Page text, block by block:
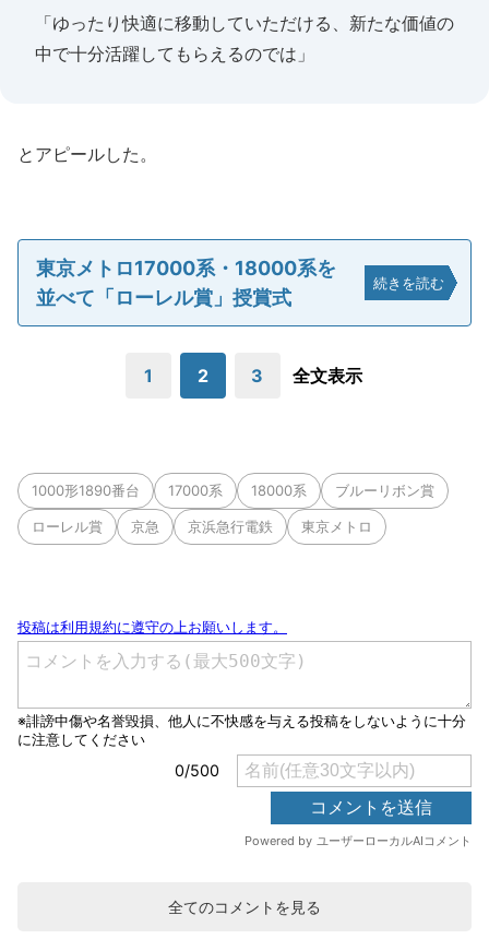
「ゆったり快適に移動していただける、新たな価値の
中で十分活躍してもらえるのでは」
とアピールした。
東京メトロ17000系・18000系を
並べて「ローレル賞」授賞式
続きを読む
1 2 3 全文表示
1000形1890番台 17000系 18000系 ブルーリボン賞
ローレル賞 京急 京浜急行電鉄 東京メトロ
全てのコメントを見る